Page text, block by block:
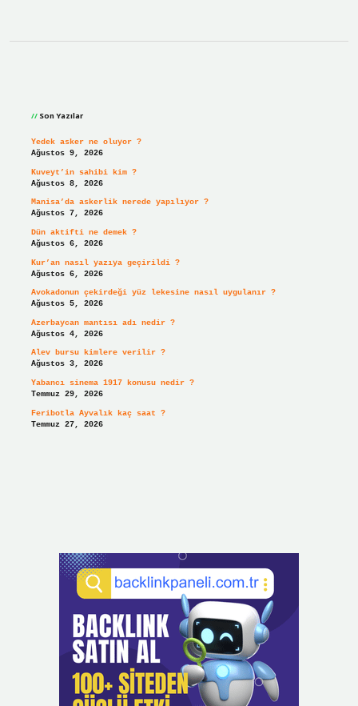
Son Yazılar
Yedek asker ne oluyor ?
Ağustos 9, 2026
Kuveyt’in sahibi kim ?
Ağustos 8, 2026
Manisa’da askerlik nerede yapılıyor ?
Ağustos 7, 2026
Dün aktifti ne demek ?
Ağustos 6, 2026
Kur’an nasıl yazıya geçirildi ?
Ağustos 6, 2026
Avokadonun çekirdeği yüz lekesine nasıl uygulanır ?
Ağustos 5, 2026
Azerbaycan mantısı adı nedir ?
Ağustos 4, 2026
Alev bursu kimlere verilir ?
Ağustos 3, 2026
Yabancı sinema 1917 konusu nedir ?
Temmuz 29, 2026
Feribotla Ayvalık kaç saat ?
Temmuz 27, 2026